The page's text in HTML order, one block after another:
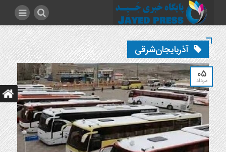
آذربایجان‌شرقی
۰۵
مرداد